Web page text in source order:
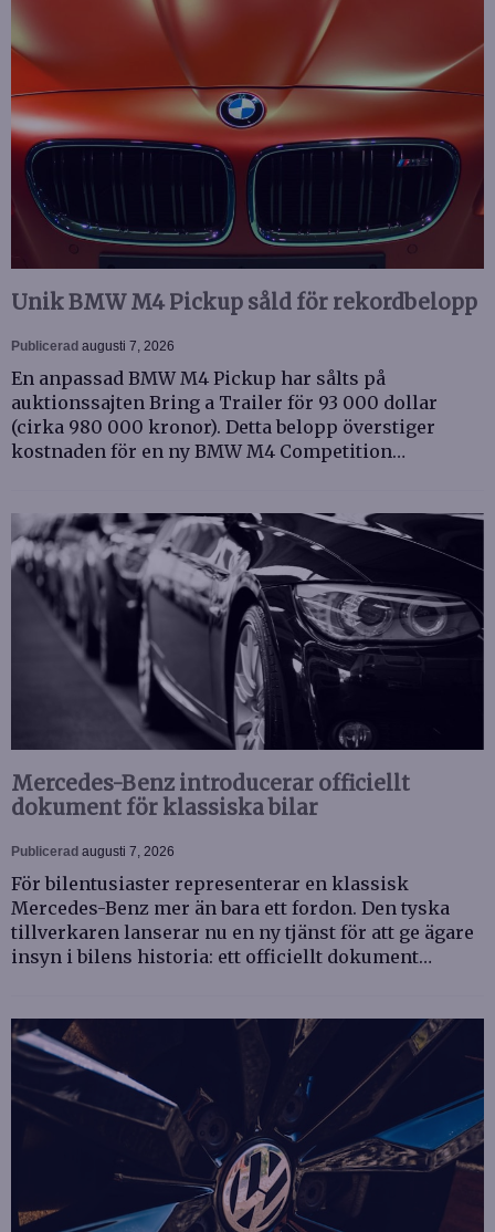
Unik BMW M4 Pickup såld för rekordbelopp
Publicerad augusti 7, 2026
En anpassad BMW M4 Pickup har sålts på
auktionssajten Bring a Trailer för 93 000 dollar
(cirka 980 000 kronor). Detta belopp överstiger
kostnaden för en ny BMW M4 Competition…
Mercedes-Benz introducerar officiellt
dokument för klassiska bilar
Publicerad augusti 7, 2026
För bilentusiaster representerar en klassisk
Mercedes-Benz mer än bara ett fordon. Den tyska
tillverkaren lanserar nu en ny tjänst för att ge ägare
insyn i bilens historia: ett officiellt dokument…